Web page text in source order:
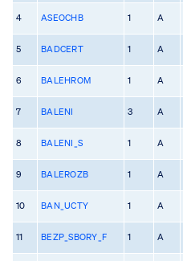
4 ASEOCHB 1 A
5 BADCERT 1 A
6 BALEHROM 1 A
7 BALENI 3 A
8 BALENI_S 1 A
9 BALEROZB 1 A
10 BAN_UCTY 1 A
11 BEZP_SBORY_F 1 A